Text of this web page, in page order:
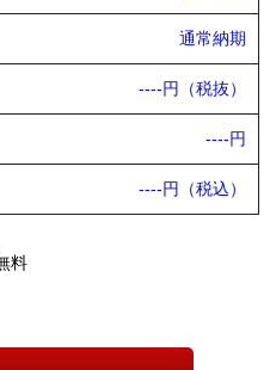
通常納期
----円（税抜）
----円
----円（税込）
料